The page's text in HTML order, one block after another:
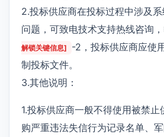
2.投标供应商在投标过程中涉及
问题，可致电技术支持热线咨询，
解锁关键信息]
-2，投标供应商应使
制投标文件。
3.其他说明：
1.投标供应商一般不得使用被禁
购严重违法失信行为记录名单、